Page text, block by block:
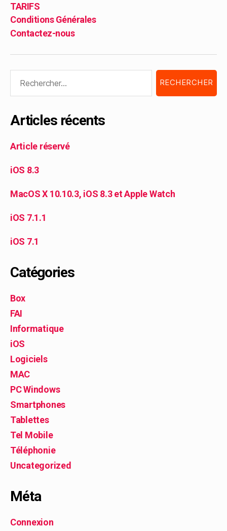
TARIFS
Conditions Générales
Contactez-nous
Articles récents
Article réservé
iOS 8.3
MacOS X 10.10.3, iOS 8.3 et Apple Watch
iOS 7.1.1
iOS 7.1
Catégories
Box
FAI
Informatique
iOS
Logiciels
MAC
PC Windows
Smartphones
Tablettes
Tel Mobile
Téléphonie
Uncategorized
Méta
Connexion